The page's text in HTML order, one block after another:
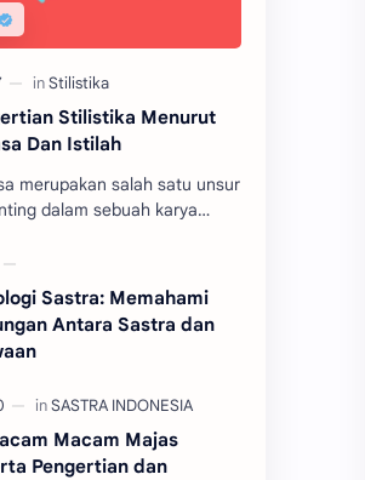
Stilistika Menurut
Dan Istilah
merupakan salah satu unsur
dalam sebuah karya
yang berunsur keindahan.
tersebut…
Sastra: Memahami
Antara Sastra dan
Macam Majas
Pengertian dan